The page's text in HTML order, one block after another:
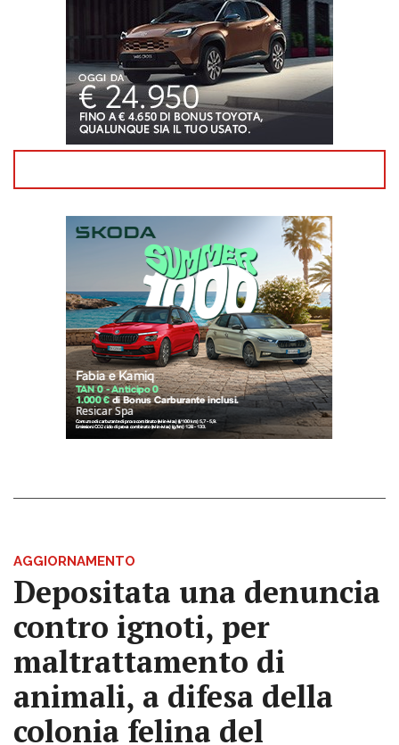
AGGIORNAMENTO
Depositata una denuncia
contro ignoti, per
maltrattamento di
animali, a difesa della
colonia felina del